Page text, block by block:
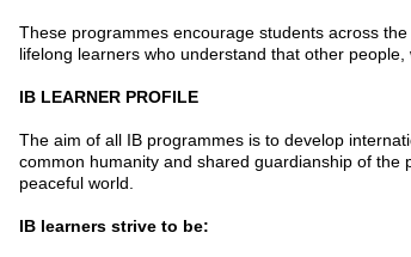
These programmes encourage students across
lifelong learners who understand that other
IB LEARNER PROFILE
The aim of all IB programmes is to develop
common humanity and shared guardianship of the
peaceful world.
IB learners strive to be: